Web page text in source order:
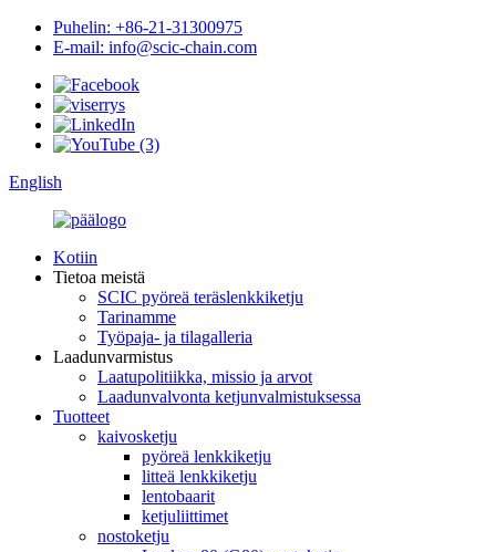
Puhelin: +86-21-31300975
E-mail: info@scic-chain.com
English
Kotiin
Tietoa meistä
SCIC pyöreä teräslenkkiketju
Tarinamme
Työpaja- ja tilagalleria
Laadunvarmistus
Laatupolitiikka, missio ja arvot
Laadunvalvonta ketjunvalmistuksessa
Tuotteet
kaivosketju
pyöreä lenkkiketju
litteä lenkkiketju
lentobaarit
ketjuliittimet
nostoketju